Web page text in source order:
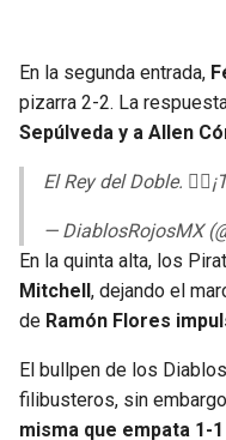
En la segunda entrada,
pizarra 2-2. La
Sepúlveda y a Allen
El Rey del Doble.
— DiablosRojosMX
En la quinta alta, los
Mitchell, dejando el
de Ramón Flores
El bullpen de los
filibusteros, sin
misma que empata 1-